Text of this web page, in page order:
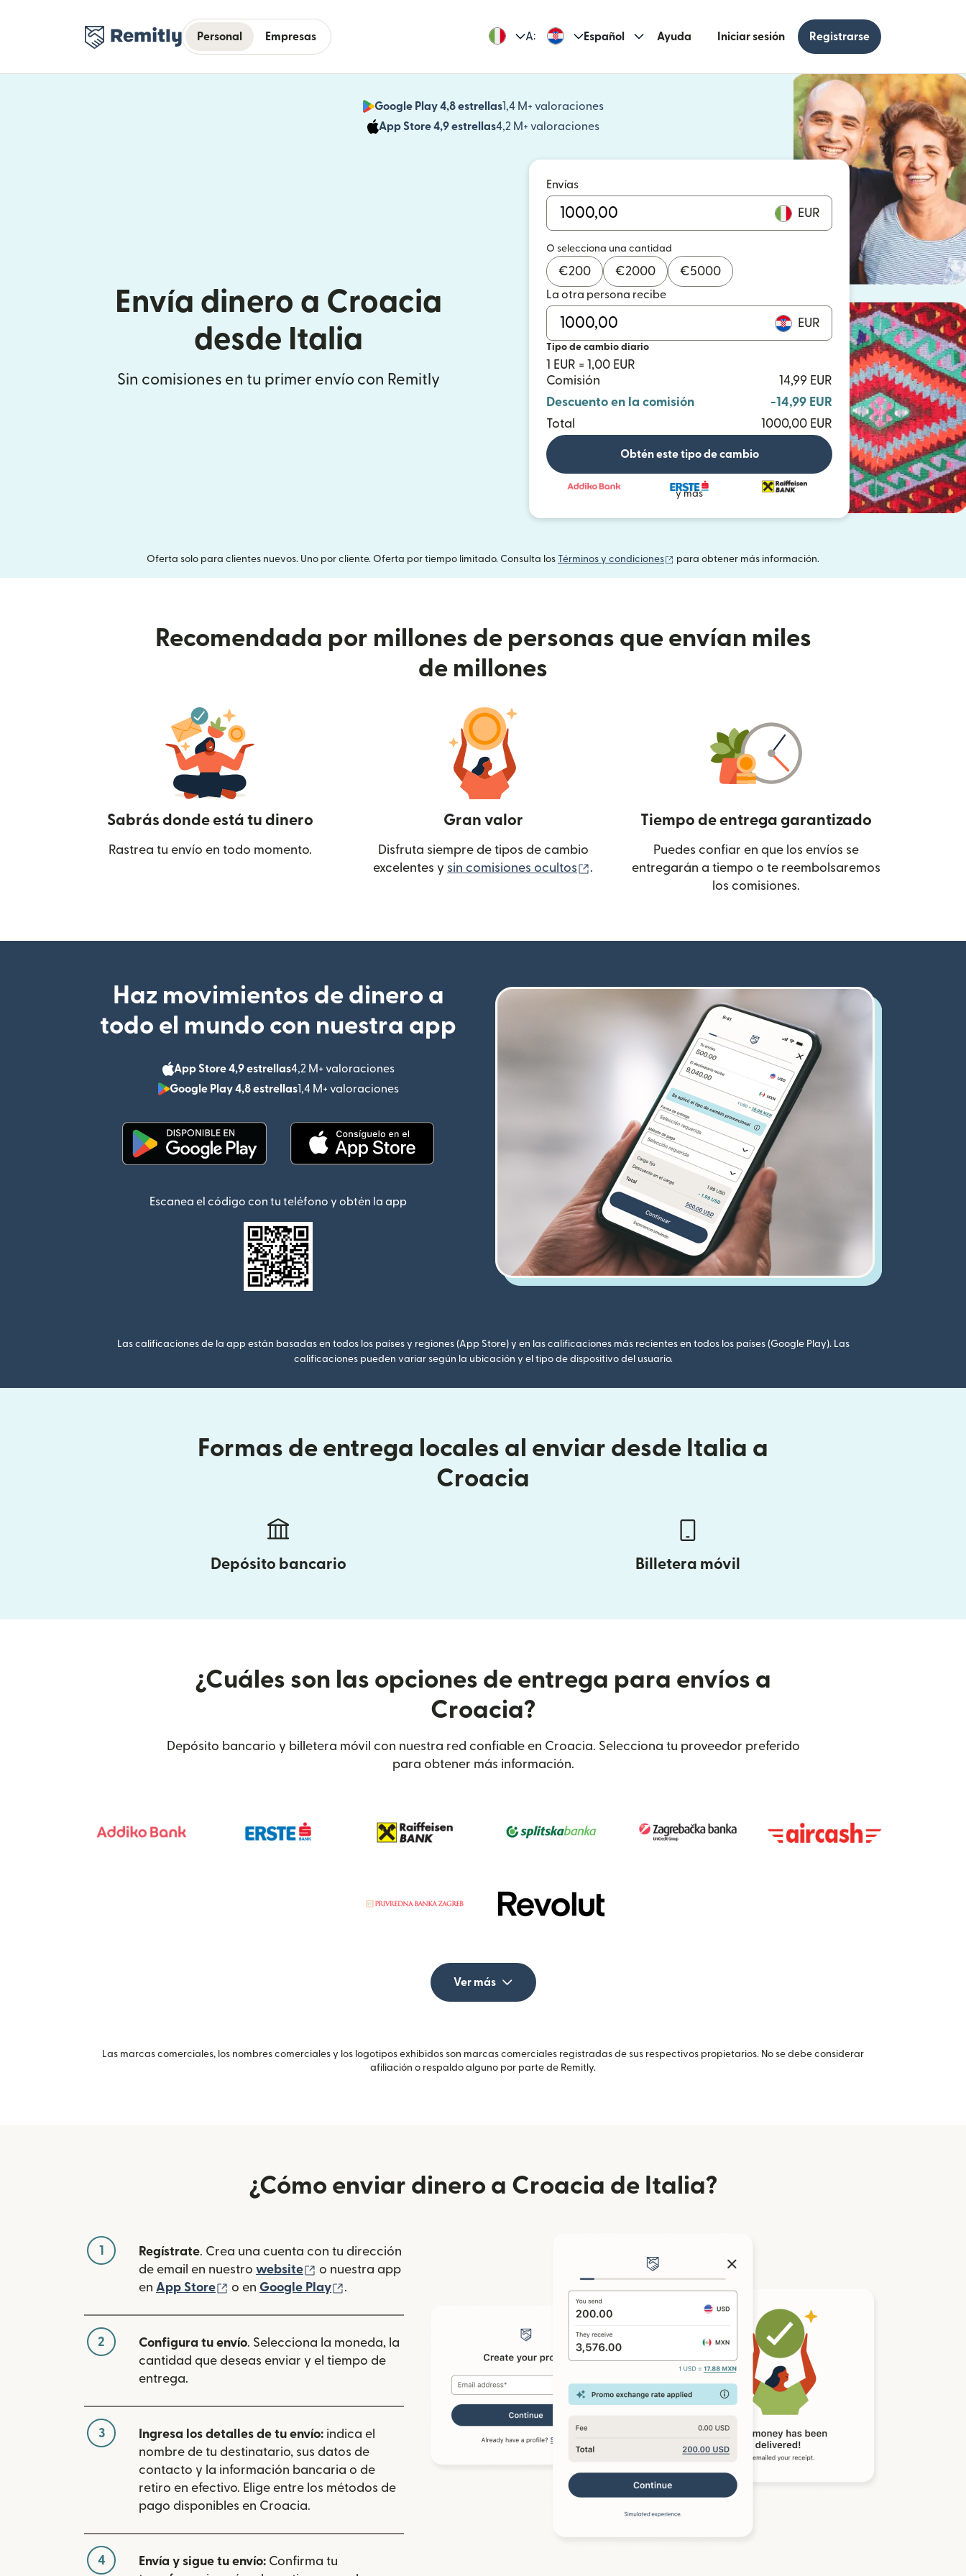
Personal Empresas A: Español Ayuda Iniciar sesión Registrarse
Google Play 4,8 estrellas1,4 M+ valoraciones
(se abre en una ventana nueva)
App Store 4,9 estrellas4,2 M+ valoraciones
(se abre en una ventana nueva)
Envía dinero a Croacia
desde Italia
Sin comisiones en tu primer envío con Remitly
Envías
EUR
O selecciona una cantidad
€200 €2000 €5000
La otra persona recibe
EUR
Tipo de cambio diario
1 EUR = 1,00 EUR
Comisión
14,99 EUR
Descuento en la comisión
-14,99 EUR
Total
1000,00 EUR
Obtén este tipo de cambio
y más
Oferta solo para clientes nuevos. Uno por cliente. Oferta por tiempo limitado. Consulta los Términos y condiciones (se abre en una ventana nueva)
para obtener más información.
Recomendada por millones de personas que envían miles
de millones
Sabrás donde está tu dinero
Rastrea tu envío en todo momento.
Gran valor
Disfruta siempre de tipos de cambio
excelentes y sin comisiones ocultos (se abre en una ventana nueva)
.
Tiempo de entrega garantizado
Puedes confiar en que los envíos se
entregarán a tiempo o te reembolsaremos
los comisiones.
Haz movimientos de dinero a
todo el mundo con nuestra app
App Store 4,9 estrellas4,2 M+ valoraciones
(se abre en una ventana nueva)
Google Play 4,8 estrellas1,4 M+ valoraciones
(se abre en una ventana nueva)
Escanea el código con tu teléfono y obtén la app
Las calificaciones de la app están basadas en todos los países y regiones (App Store) y en las calificaciones más recientes en todos los países (Google Play). Las
calificaciones pueden variar según la ubicación y el tipo de dispositivo del usuario.
Formas de entrega locales al enviar desde Italia a
Croacia
Depósito bancario Billetera móvil
¿Cuáles son las opciones de entrega para envíos a
Croacia?
Depósito bancario y billetera móvil con nuestra red confiable en Croacia. Selecciona tu proveedor preferido
para obtener más información.
Ver más
Las marcas comerciales, los nombres comerciales y los logotipos exhibidos son marcas comerciales registradas de sus respectivos propietarios. No se debe considerar
afiliación o respaldo alguno por parte de Remitly.
¿Cómo enviar dinero a Croacia de Italia?
1 Regístrate. Crea una cuenta con tu dirección
de email en nuestro website (se abre en una ventana nueva)
o nuestra app
en App Store (se abre en una ventana nueva)
o en Google Play (se abre en una ventana nueva)
.
2 Configura tu envío. Selecciona la moneda, la
cantidad que deseas enviar y el tiempo de
entrega.
3 Ingresa los detalles de tu envío: indica el
nombre de tu destinatario, sus datos de
contacto y la información bancaria o de
retiro en efectivo. Elige entre los métodos de
pago disponibles en Croacia.
4 Envía y sigue tu envío: Confirma tu